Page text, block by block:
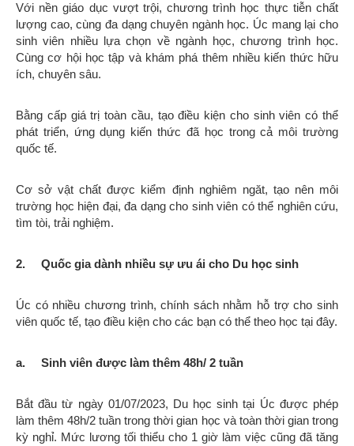
Với nền giáo dục vượt trội, chương trình học thực tiễn chất
lượng cao, cùng đa dạng chuyên ngành học. Úc mang lại cho
sinh viên nhiều lựa chọn về ngành học, chương trình học.
Cùng cơ hội học tập và khám phá thêm nhiều kiến thức hữu
ích, chuyên sâu.
Bằng cấp giá trị toàn cầu, tạo điều kiện cho sinh viên có thể
phát triển, ứng dụng kiến thức đã học trong cả môi trường
quốc tế.
Cơ sở vật chất được kiểm định nghiêm ngăt, tạo nên môi
trường học hiện đại, đa dạng cho sinh viên có thể nghiên cứu,
tìm tòi, trải nghiệm.
2. Quốc gia dành nhiều sự ưu ái cho Du học sinh
Úc có nhiều chương trình, chính sách nhằm hỗ trợ cho sinh
viên quốc tế, tạo điều kiện cho các bạn có thể theo học tại đây.
a. Sinh viên được làm thêm 48h/ 2 tuần
Bắt đầu từ ngày 01/07/2023, Du học sinh tại Úc được phép
làm thêm 48h/2 tuần trong thời gian học và toàn thời gian trong
kỳ nghỉ. Mức lương tối thiểu cho 1 giờ làm việc cũng đã tăng